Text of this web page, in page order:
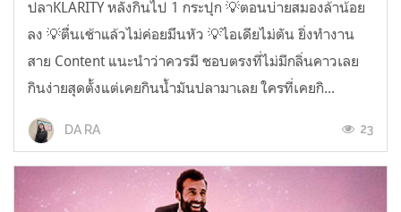
ปลาKLARITY หลังกินไป 1 กระปุก 💡ตอนบ่ายสมองล้าน้อย
ลง 💡ตื่นเช้าแล้วไม่ค่อยมึนหัว 💡ไอเดียไม่ตัน ยิ่งทำงาน
สาย Content แนะนำว่าควรมี ชอบตรงที่ไม่มีกลิ่นคาวเลย
กินง่ายสุดตั้งแต่เคยกินน้ำมันปลามาเลย ใครที่เคยกิ...
DA RA 23